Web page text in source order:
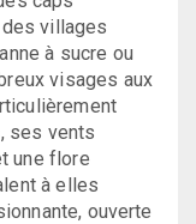
villages
à sucre ou
visages aux
ses vents
une flore
à elles
ouverte